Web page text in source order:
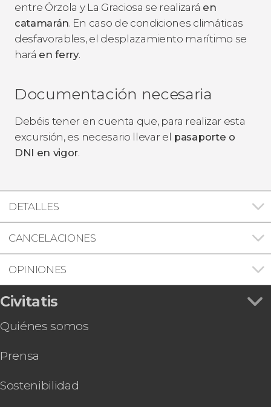
entre Órzola y La Graciosa se realizará en
catamarán. En caso de condiciones climáticas
desfavorables, el desplazamiento marítimo se
hará en ferry.
Documentación necesaria
Debéis tener en cuenta que, para realizar esta
excursión, es necesario llevar el pasaporte o
DNI en vigor.
DETALLES
CANCELACIONES
OPINIONES
Civitatis
Quiénes somos
Prensa
Sostenibilidad